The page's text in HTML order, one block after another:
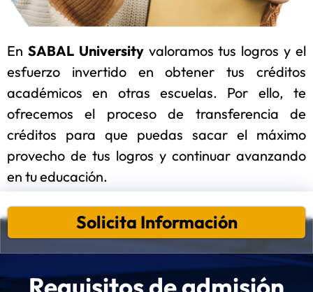
En SABAL Universityvaloramos tus logros y el
esfuerzo invertido en obtener tus créditos
académicos en otras escuelas. Por ello, te
ofrecemos el proceso de transferencia de
créditos para que puedas sacar el máximo
provecho de tus logros y continuar avanzando
en tu educación.
Solicita Información